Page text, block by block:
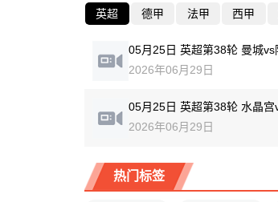
英超 德甲 法甲 西甲
2026年06月29日
2026年06月29日
热门标签